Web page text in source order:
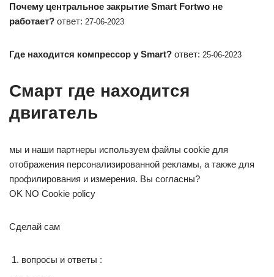
Почему центральное закрытие Smart Fortwo не
работает? ответ: 27-06-2023
Где находится компрессор у Smart? ответ: 25-06-2023
Смарт где находится
двигатель
мы и наши партнеры используем файлы cookie для
отображения персонализированной рекламы, а также для
профилирования и измерения. Вы согласны?
OK NO Cookie policy
Сделай сам
вопросы и ответы :